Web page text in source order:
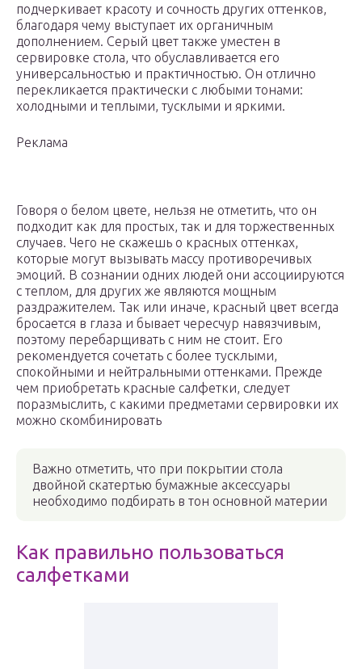
подчеркивает красоту и сочность других оттенков,
благодаря чему выступает их органичным
дополнением. Серый цвет также уместен в
сервировке стола, что обуславливается его
универсальностью и практичностью. Он отлично
перекликается практически с любыми тонами:
холодными и теплыми, тусклыми и яркими.
Реклама
Говоря о белом цвете, нельзя не отметить, что он
подходит как для простых, так и для торжественных
случаев. Чего не скажешь о красных оттенках,
которые могут вызывать массу противоречивых
эмоций. В сознании одних людей они ассоциируются
с теплом, для других же являются мощным
раздражителем. Так или иначе, красный цвет всегда
бросается в глаза и бывает чересчур навязчивым,
поэтому перебарщивать с ним не стоит. Его
рекомендуется сочетать с более тусклыми,
спокойными и нейтральными оттенками. Прежде
чем приобретать красные салфетки, следует
поразмыслить, с какими предметами сервировки их
можно скомбинировать
Важно отметить, что при покрытии стола
двойной скатертью бумажные аксессуары
необходимо подбирать в тон основной материи
Как правильно пользоваться
салфетками